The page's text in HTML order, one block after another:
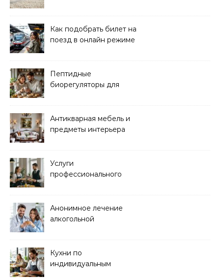
Как подобрать билет на
поезд в онлайн режиме
Пептидные
биорегуляторы для
Антикварная мебель и
предметы интерьера
Услуги
профессионального
формата
Анонимное лечение
алкогольной
Кухни по
индивидуальным